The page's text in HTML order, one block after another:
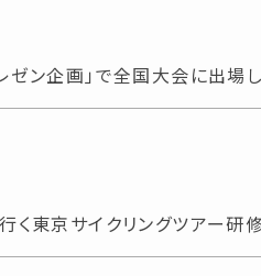
ン企画」で全国大会に出場し
東京サイクリングツアー研